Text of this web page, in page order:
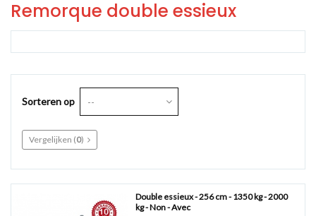
Remorque double essieux
Sorteren op --
Vergelijken (0)
Double essieux - 256 cm - 1350 kg - 2000
kg - Non - Avec